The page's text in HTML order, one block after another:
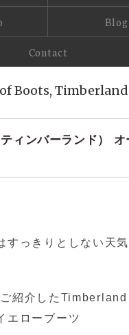
Blog
Contact
Boots,Timberland
ンバーランド） オ
すっきりとしない天
紹介したTimberland
エローブーツ